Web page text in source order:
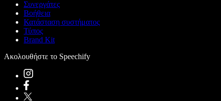
Συνεργάτες
Βοήθεια
Κατάσταση συστήματος
Τύπος
Brand Kit
Ακολουθήστε το Speechify